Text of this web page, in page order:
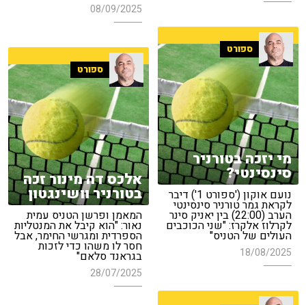
08/09/2025
ספורט
מי יזכה בטורניר
סינסינטי?
נועם אוקון ('ספורט 1') דיבר
לקראת גמר טורניר סינסינטי
הערב (22:00) בין יאניק סינר
לקרלוז אלקרז: "שני הכוכבים
העולים של הטניס"
18/08/2025
ספורט
אלכס דה מינור זכה
בטורניר וושינגטון
המאמן ופרשן הטניס עמית
נאור: "הוא קיבל את המנטליות
הספרדית ומגרשי החימר, אבל
חסר לו משהו כדי לזכות
בגראנד סלאם"
28/07/2025